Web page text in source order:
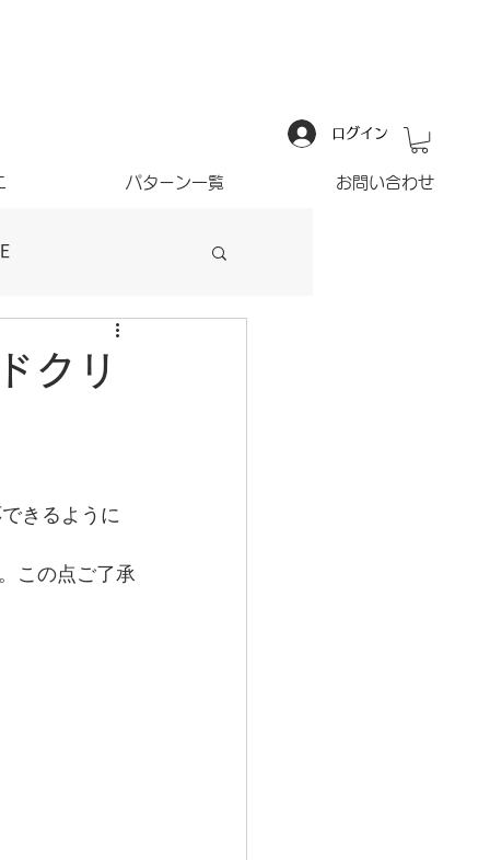
ログイン
パターン一覧 お問い合わせ
クリ
きるように
この点ご了承